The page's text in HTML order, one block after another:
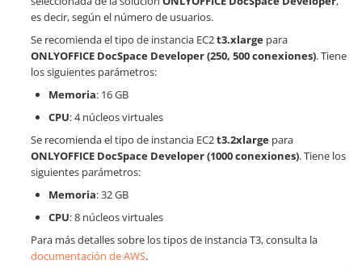
es decir, según el número de usuarios.
Se recomienda el tipo de instancia EC2t3.xlarge para
ONLYOFFICE DocSpace Developer (250, 500 conexiones). Tiene
los siguientes parámetros:
Memoria: 16 GB
CPU: 4 núcleos virtuales
Se recomienda el tipo de instancia EC2t3.2xlarge para
ONLYOFFICE DocSpace Developer (1000 conexiones). Tiene los
siguientes parámetros:
Memoria: 32 GB
CPU: 8 núcleos virtuales
Para más detalles sobre los tipos de instancia T3, consulta la
documentación de AWS.